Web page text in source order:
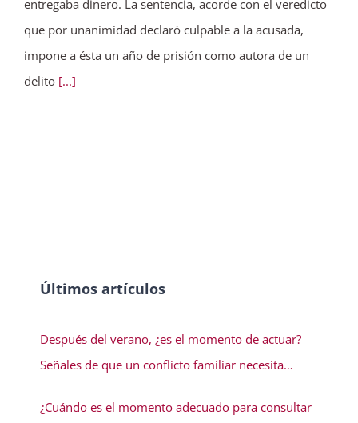
entregaba dinero. La sentencia, acorde con el veredicto
que por unanimidad declaró culpable a la acusada,
impone a ésta un año de prisión como autora de un
delito [...]
Últimos artículos
Después del verano, ¿es el momento de actuar?
Señales de que un conflicto familiar necesita
¿Cuándo es el momento adecuado para consultar